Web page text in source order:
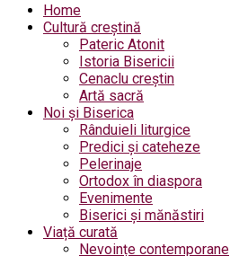
Home
Cultură creștină
Pateric Atonit
Istoria Bisericii
Cenaclu creștin
Artă sacră
Noi și Biserica
Rânduieli liturgice
Predici și cateheze
Pelerinaje
Ortodox în diaspora
Evenimente
Biserici și mănăstiri
Viață curată
Nevoințe contemporane